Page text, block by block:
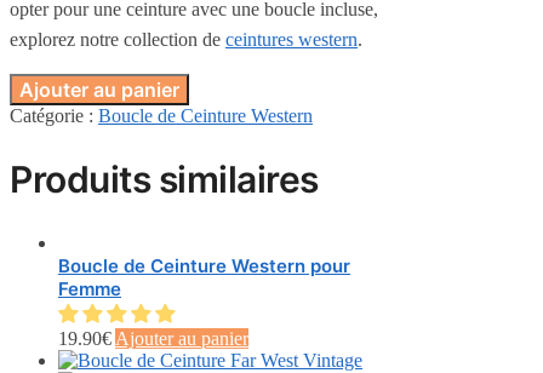
opter pour une ceinture avec une boucle incluse,
explorez notre collection de ceintures western.
Ajouter au panier
Catégorie : Boucle de Ceinture Western
Produits similaires
Boucle de Ceinture Western pour
Femme
19.90€ Ajouter au panier